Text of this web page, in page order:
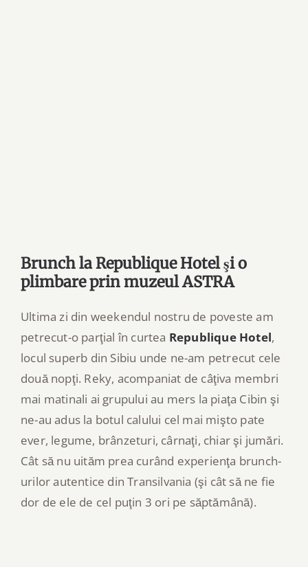
Brunch la Republique Hotel şi o
plimbare prin muzeul ASTRA
Ultima zi din weekendul nostru de poveste am
petrecut-o parţial în curtea Republique Hotel,
locul superb din Sibiu unde ne-am petrecut cele
două nopţi. Reky, acompaniat de câţiva membri
mai matinali ai grupului au mers la piaţa Cibin şi
ne-au adus la botul calului cel mai mişto pate
ever, legume, brânzeturi, cârnaţi, chiar şi jumări.
Cât să nu uităm prea curând experienţa brunch-
urilor autentice din Transilvania (şi cât să ne fie
dor de ele de cel puţin 3 ori pe săptămână).